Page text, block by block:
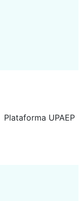
Plataforma UPAEP